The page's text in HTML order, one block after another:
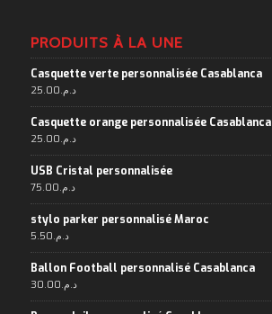
PRODUITS À LA UNE
Casquette verte personnalisée Casablanca
د.م.25.00
Casquette orange personnalisée Casablanca
د.م.25.00
USB Cristal personnalisée
د.م.75.00
stylo parker personnalisé Maroc
د.م.5.50
Ballon Football personnalisé Casablanca
د.م.30.00